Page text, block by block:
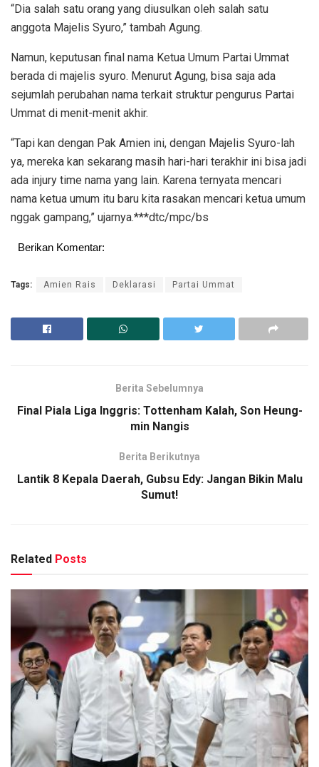
“Dia salah satu orang yang diusulkan oleh salah satu
anggota Majelis Syuro,” tambah Agung.
Namun, keputusan final nama Ketua Umum Partai Ummat
berada di majelis syuro. Menurut Agung, bisa saja ada
sejumlah perubahan nama terkait struktur pengurus Partai
Ummat di menit-menit akhir.
“Tapi kan dengan Pak Amien ini, dengan Majelis Syuro-lah
ya, mereka kan sekarang masih hari-hari terakhir ini bisa jadi
ada injury time nama yang lain. Karena ternyata mencari
nama ketua umum itu baru kita rasakan mencari ketua umum
nggak gampang,” ujarnya.***dtc/mpc/bs
Berikan Komentar:
Tags: Amien Rais Deklarasi Partai Ummat
Berita Sebelumnya
Final Piala Liga Inggris: Tottenham Kalah, Son Heung-
min Nangis
Berita Berikutnya
Lantik 8 Kepala Daerah, Gubsu Edy: Jangan Bikin Malu
Sumut!
Related Posts